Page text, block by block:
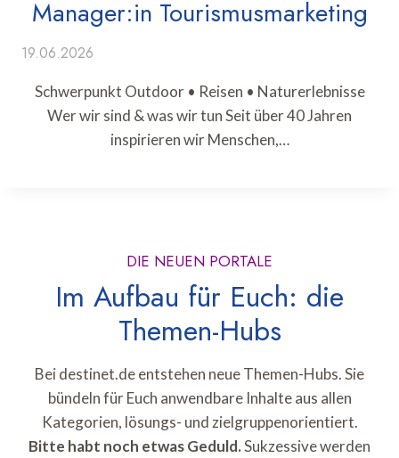
Manager:in Tourismusmarketing
19.06.2026
Schwerpunkt Outdoor • Reisen • Naturerlebnisse
Wer wir sind & was wir tun Seit über 40 Jahren
inspirieren wir Menschen,…
DIE NEUEN PORTALE
Im Aufbau für Euch: die
Themen-Hubs
Bei destinet.de entstehen neue Themen-Hubs. Sie
bündeln für Euch anwendbare Inhalte aus allen
Kategorien, lösungs- und zielgruppenorientiert.
Bitte habt noch etwas Geduld.Sukzessive werden